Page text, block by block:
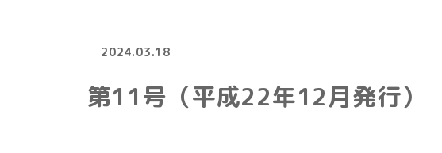
2024.03.18
第11号（平成22年12月発行）